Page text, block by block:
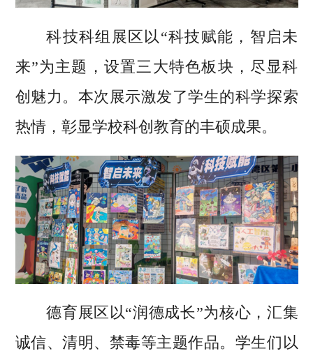
科技科组展区以“科技赋能，智启未
来”为主题，设置三大特色板块，尽显科
创魅力。本次展示激发了学生的科学探索
热情，彰显学校科创教育的丰硕成果。
德育展区以“润德成长”为核心，汇集
诚信、清明、禁毒等主题作品。学生们以